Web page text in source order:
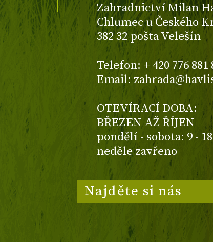
Zahradnictví Milan
Chlumec u Českého
382 32 pošta Velešín
Telefon: + 420 776 881
Email:
OTEVÍRACÍ DOBA:
BŘEZEN AŽ ŘÍJEN
pondělí - sobota: 9 -
neděle zavřeno
Najděte si nás